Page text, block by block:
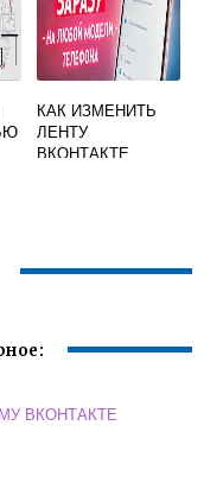
КАК ИЗМЕНИТЬ
ЛЕНТУ
ВКОНТАКТЕ
ВКОНТАКТЕ